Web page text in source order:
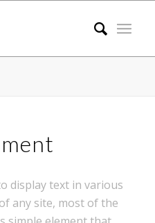
display text in various
any site, most of the